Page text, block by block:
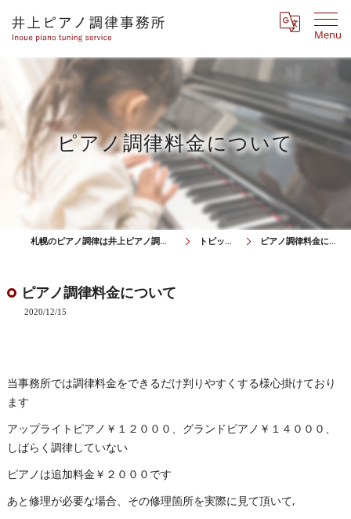
Menu
ピアノ調律料金について
札幌のピアノ調律は井上ピアノ調律事務所 トピックス ピアノ調律料金について
ピアノ調律料金について
2020/12/15
当事務所では調律料金をできるだけ判りやすくする様心掛けており
ます
アップライトピアノ￥１２０００、グランドピアノ￥１４０００、
しばらく調律していない
ピアノは追加料金￥２０００です
あと修理が必要な場合、その修理箇所を実際に見て頂いて,